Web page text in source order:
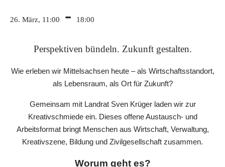
26. März, 11:00 - 18:00
Perspektiven bündeln. Zukunft gestalten.
Wie erleben wir Mittelsachsen heute – als Wirtschaftsstandort,
als Lebensraum, als Ort für Zukunft?
Gemeinsam mit Landrat Sven Krüger laden wir zur
Kreativschmiede ein. Dieses offene Austausch- und
Arbeitsformat bringt Menschen aus Wirtschaft, Verwaltung,
Kreativszene, Bildung und Zivilgesellschaft zusammen.
Worum geht es?